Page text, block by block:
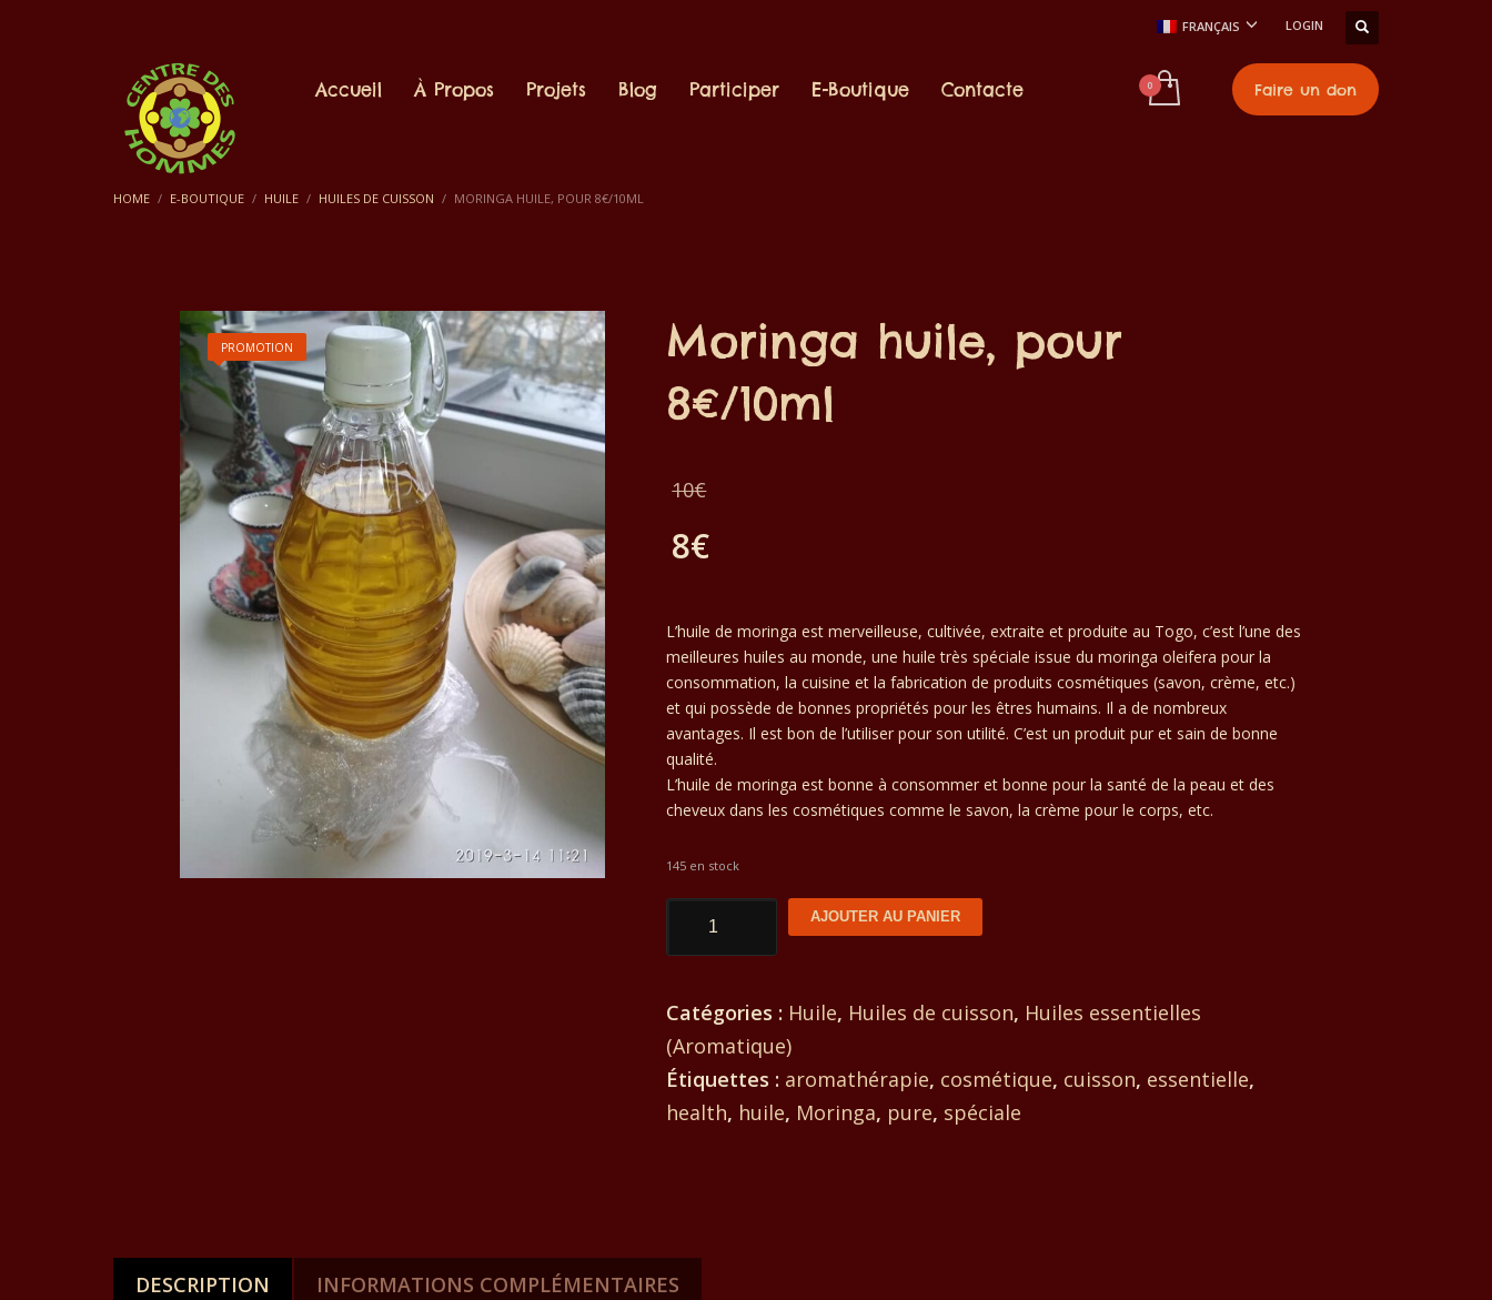
FRANÇAIS LOGIN
Accueil À Propos Projets Blog Participer E-Boutique Contacte Faire un don
HOME E-BOUTIQUE HUILE HUILES DE CUISSON MORINGA HUILE, POUR 8€/10ML
PROMOTION
Moringa huile, pour
8€/10ml
10€
était :
10€.
8€
prix
actuel
est :
8€.
L’huile de moringa est merveilleuse, cultivée, extraite et produite au Togo, c’est l’une des
meilleures huiles au monde, une huile très spéciale issue du moringa oleifera pour la
consommation, la cuisine et la fabrication de produits cosmétiques (savon, crème, etc.)
et qui possède de bonnes propriétés pour les êtres humains. Il a de nombreux
avantages. Il est bon de l’utiliser pour son utilité. C’est un produit pur et sain de bonne
qualité.
L’huile de moringa est bonne à consommer et bonne pour la santé de la peau et des
cheveux dans les cosmétiques comme le savon, la crème pour le corps, etc.
145 en stock
quantité
huile,
pour
8€/10ml
AJOUTER AU PANIER
Catégories : Huile, Huiles de cuisson, Huiles essentielles
(Aromatique)
Étiquettes : aromathérapie, cosmétique, cuisson, essentielle,
health, huile, Moringa, pure, spéciale
DESCRIPTION INFORMATIONS COMPLÉMENTAIRES